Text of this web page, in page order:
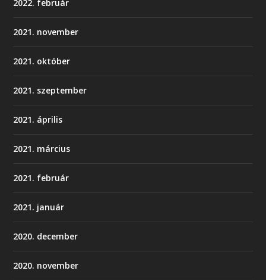
2022. február
2021. november
2021. október
2021. szeptember
2021. április
2021. március
2021. február
2021. január
2020. december
2020. november